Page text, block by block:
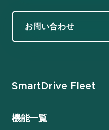
お問い合わせ
SmartDrive Fleet
機能一覧